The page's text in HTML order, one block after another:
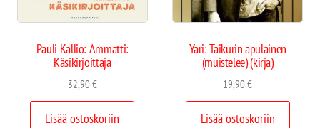
Pauli Kallio: Ammatti:
Käsikirjoittaja
32,90€
Lisää ostoskoriin
Yari: Taikurin apulainen
(muistelee) (kirja)
19,90€
Lisää ostoskoriin